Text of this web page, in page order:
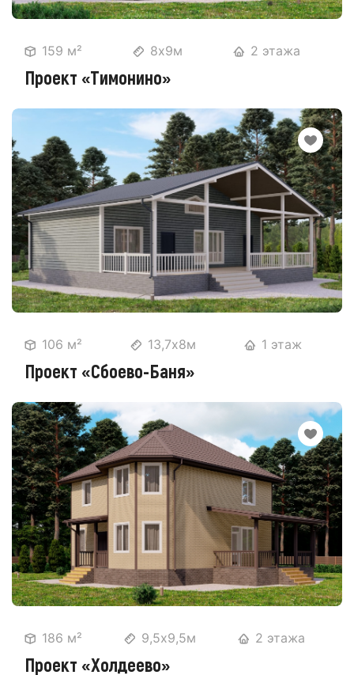
159 м² 8х9м 2 этажа
Проект «Тимонино»
106 м² 13,7х8м 1 этаж
Проект «Сбоево-Баня»
186 м² 9,5х9,5м 2 этажа
Проект «Холдеево»